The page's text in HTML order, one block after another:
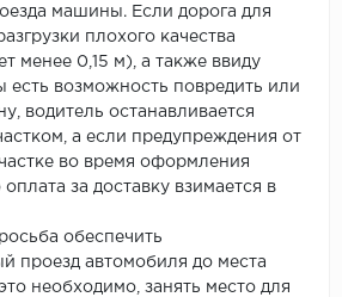
машины. Если дорога для
плохого качества
менее 0,15 м), а также ввиду
есть возможность повредить или
водитель останавливается
а если предупреждения от
во время оформления
за доставку взимается в
обеспечить
проезд автомобиля до места
необходимо, занять место для